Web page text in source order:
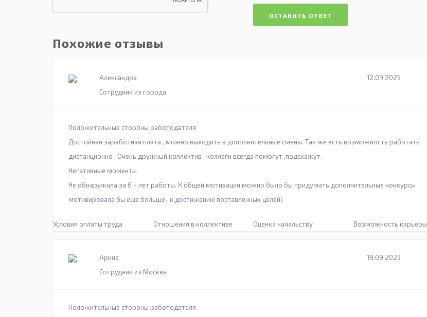
ОСТАВИТЬ ОТВЕТ
Похожие отзывы
Александра
Сотрудник из города
12.09.2025
Положительные стороны работодателя
Достойная заработная плата , можно выходить в дополнительные смены. Так же есть возможность работать
дистанционно . Очень дружный коллектив , коллеги всегда помогут ,подскажут .
Негативные моменты
Не обнаружила за 6 + лет работы. К общей мотивации можно было бы придумать дополнительные конкурсы ,
мотивировала бы еще больше- к достижению поставленных целей)
Условия оплаты труда Отношения в коллективе Оценка начальству Возможность карьеры
Арина
Сотрудник из Москвы
19.09.2023
Положительные стороны работодателя